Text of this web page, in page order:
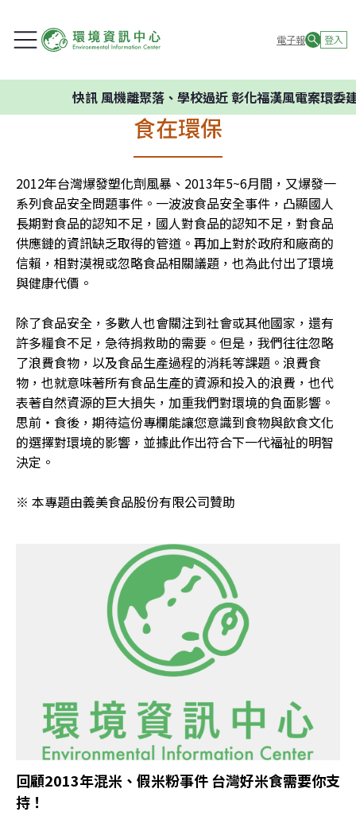
電子報 登入
快訊風機離聚落、學校過近 彰化福漢風電案環委建
食在環保
2012年台灣爆發塑化劑風暴、2013年5~6月間，又爆發一
系列食品安全問題事件。一波波食品安全事件，凸顯國人
長期對食品的認知不足，國人對食品的認知不足，對食品
供應鏈的資訊缺乏取得的管道。再加上對於政府和廠商的
信賴，相對漠視或忽略食品相關議題，也為此付出了環境
與健康代價。
除了食品安全，多數人也會關注到社會或其他國家，還有
許多糧食不足，急待捐救助的需要。但是，我們往往忽略
了浪費食物，以及食品生產過程的消耗等課題。浪費食
物，也就意味著所有食品生產的資源和投入的浪費，也代
表著自然資源的巨大損失，加重我們對環境的負面影響。
思前‧食後，期待這份專欄能讓您意識到食物與飲食文化
的選擇對環境的影響，並據此作出符合下一代福祉的明智
決定。
※ 本專題由義美食品股份有限公司贊助
回顧2013年混米、假米粉事件 台灣好米食需要你支
持！